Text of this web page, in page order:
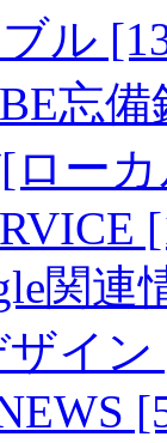
ブル
忘備
ロー
関連
イン